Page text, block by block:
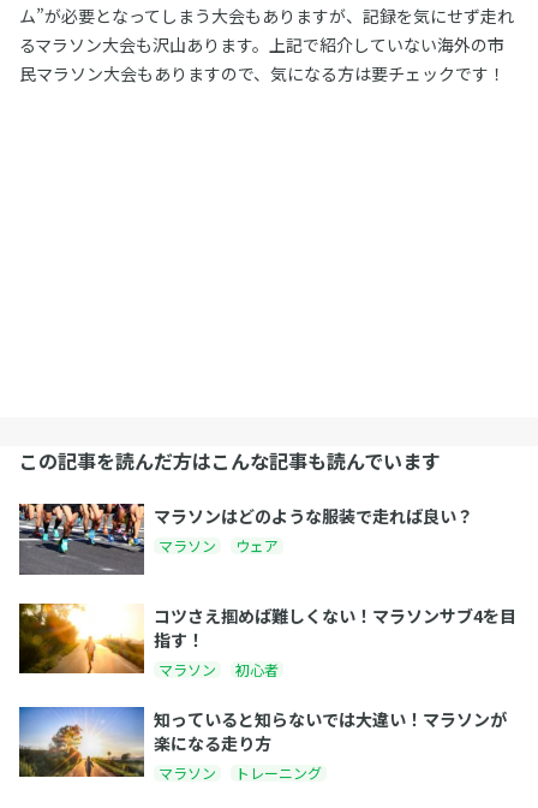
ム”が必要となってしまう大会もありますが、記録を気にせず走れ
るマラソン大会も沢山あります。上記で紹介していない海外の市
民マラソン大会もありますので、気になる方は要チェックです！
この記事を読んだ方はこんな記事も読んでいます
マラソンはどのような服装で走れば良い？
マラソン ウェア
コツさえ掴めば難しくない！マラソンサブ4を目
指す！
マラソン 初心者
知っていると知らないでは大違い！マラソンが
楽になる走り方
マラソン トレーニング